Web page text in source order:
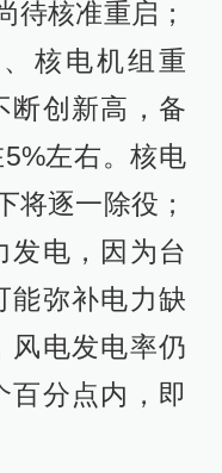
待核准重启；
核电机组重
断创新高，备
左右。核电
将逐一除役；
发电，因为台
能弥补电力缺
风电发电率仍
百分点内，即